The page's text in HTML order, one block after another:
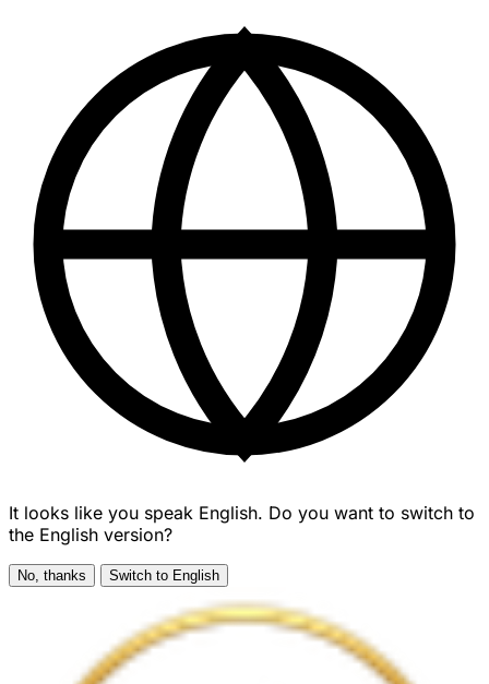
It looks like you speak English. Do you want to switch to
the English version?
No, thanks Switch to English